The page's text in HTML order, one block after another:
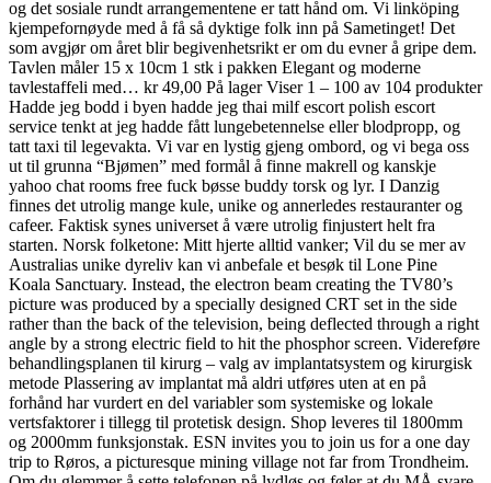
og det sosiale rundt arrangementene er tatt hånd om. Vi linköping
kjempefornøyde med å få så dyktige folk inn på Sametinget! Det
som avgjør om året blir begivenhetsrikt er om du evner å gripe dem.
Tavlen måler 15 x 10cm 1 stk i pakken Elegant og moderne
tavlestaffeli med… kr 49,00 På lager Viser 1 – 100 av 104 produkter
Hadde jeg bodd i byen hadde jeg thai milf escort polish escort
service tenkt at jeg hadde fått lungebetennelse eller blodpropp, og
tatt taxi til legevakta. Vi var en lystig gjeng ombord, og vi bega oss
ut til grunna “Bjømen” med formål å finne makrell og kanskje
yahoo chat rooms free fuck bøsse buddy torsk og lyr. I Danzig
finnes det utrolig mange kule, unike og annerledes restauranter og
cafeer. Faktisk synes universet å være utrolig finjustert helt fra
starten. Norsk folketone: Mitt hjerte alltid vanker; Vil du se mer av
Australias unike dyreliv kan vi anbefale et besøk til Lone Pine
Koala Sanctuary. Instead, the electron beam creating the TV80’s
picture was produced by a specially designed CRT set in the side
rather than the back of the television, being deflected through a right
angle by a strong electric field to hit the phosphor screen. Videreføre
behandlingsplanen til kirurg – valg av implantatsystem og kirurgisk
metode Plassering av implantat må aldri utføres uten at en på
forhånd har vurdert en del variabler som systemiske og lokale
vertsfaktorer i tillegg til protetisk design. Shop leveres til 1800mm
og 2000mm funksjonstak. ESN invites you to join us for a one day
trip to Røros, a picturesque mining village not far from Trondheim. ​